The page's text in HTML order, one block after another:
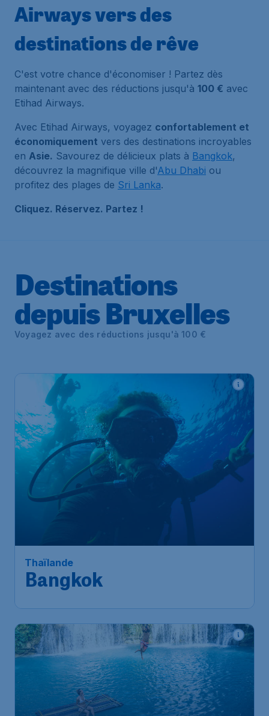
Airways vers des
destinations de rêve
C'est votre chance d'économiser ! Partez dès
maintenant avec des réductions jusqu'à 100 € avec
Etihad Airways.
Avec Etihad Airways, voyagez confortablement et
économiquement vers des destinations incroyables
en Asie. Savourez de délicieux plats à Bangkok,
découvrez la magnifique ville d'Abu Dhabi ou
profitez des plages de Sri Lanka.
Cliquez. Réservez. Partez !
Destinations
depuis Bruxelles
Voyagez avec des réductions jusqu'à 100 €
Thaïlande
Bangkok
€ 505
à partir de
Bruxelles-National
Bangkok
Aéroport
Suvarnabhumi de Bangkok
Trouvé il y a 1h